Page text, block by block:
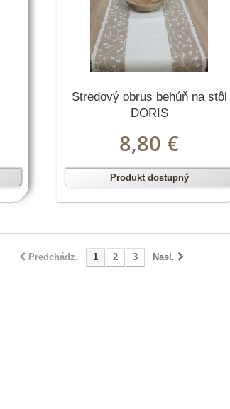
Stredový obrus behúň na stôl
DORIS
8,80 €
Produkt dostupný
Predchádz. 1 2 3 Nasl.